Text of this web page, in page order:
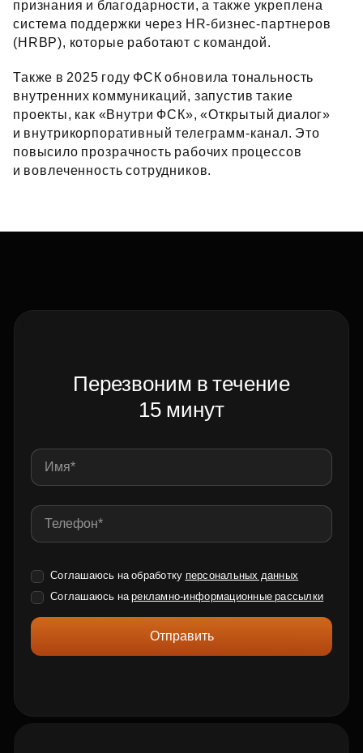
признания и благодарности, а также укреплена
система поддержки через HR‑бизнес‑партнеров
(HRBP), которые работают с командой.
Также в 2025 году ФСК обновила тональность
внутренних коммуникаций, запустив такие
проекты, как «Внутри ФСК», «Открытый диалог»
и внутрикорпоративный телеграмм‑канал. Это
повысило прозрачность рабочих процессов
и вовлеченность сотрудников.
Перезвоним в течение
15 минут
Соглашаюсь на обработку персональных данных
Соглашаюсь нарекламно-информационные рассылки
Отправить